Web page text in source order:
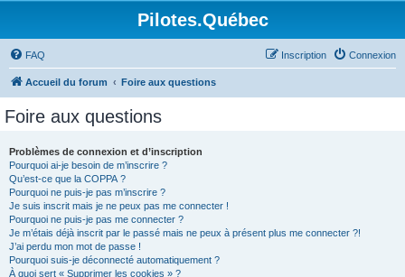
Pilotes.Québec
FAQ Connexion
Inscription
Accueil du forum Foire aux questions
Foire aux questions
Problèmes de connexion et d’inscription
Pourquoi ai-je besoin de m’inscrire ?
Qu’est-ce que la COPPA ?
Pourquoi ne puis-je pas m’inscrire ?
Je suis inscrit mais je ne peux pas me connecter !
Pourquoi ne puis-je pas me connecter ?
Je m’étais déjà inscrit par le passé mais ne peux à présent plus me connecter ?!
J’ai perdu mon mot de passe !
Pourquoi suis-je déconnecté automatiquement ?
À quoi sert « Supprimer les cookies » ?